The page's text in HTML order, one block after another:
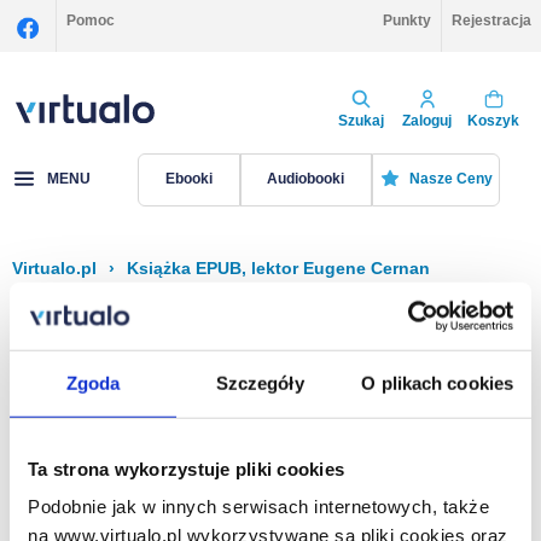
Zgoda Szczegóły O plikach cookies
Ta strona wykorzystuje pliki cookies
Podobnie jak w innych serwisach internetowych, także
na www.virtualo.pl wykorzystywane są pliki cookies oraz
Pomoc Punkty Rejestracja
Szukaj Zaloguj Koszyk
MENU Ebooki Audiobooki Nasze Ceny
Virtualo.pl › Książka EPUB, lektor Eugene Cernan
Filtruj Sortuj
Na stronie